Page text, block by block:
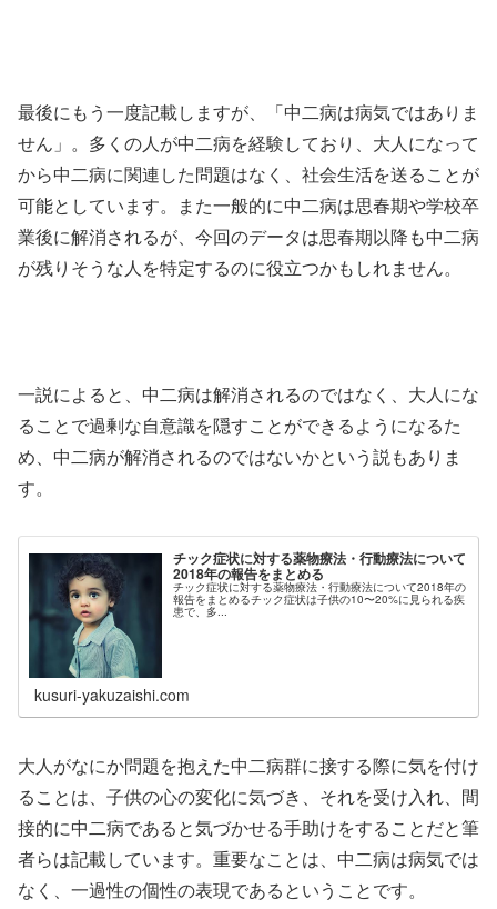
最後にもう一度記載しますが、「中二病は病気ではありま
せん」。多くの人が中二病を経験しており、大人になって
から中二病に関連した問題はなく、社会生活を送ることが
可能としています。また一般的に中二病は思春期や学校卒
業後に解消されるが、今回のデータは思春期以降も中二病
が残りそうな人を特定するのに役立つかもしれません。
一説によると、中二病は解消されるのではなく、大人にな
ることで過剰な自意識を隠すことができるようになるた
め、中二病が解消されるのではないかという説もありま
す。
チック症状に対する薬物療法・行動療法について
2018年の報告をまとめる
チック症状に対する薬物療法・行動療法について2018年の
報告をまとめるチック症状は子供の10〜20%に見られる疾
患で、多...
kusuri-yakuzaishi.com
大人がなにか問題を抱えた中二病群に接する際に気を付け
ることは、子供の心の変化に気づき、それを受け入れ、間
接的に中二病であると気づかせる手助けをすることだと筆
者らは記載しています。重要なことは、中二病は病気では
なく、一過性の個性の表現であるということです。